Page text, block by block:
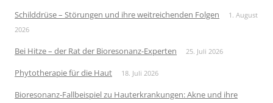
Schilddrüse – Störungen und ihre weitreichenden Folgen
1. August
2026
Bei Hitze – der Rat der Bioresonanz-Experten 25. Juli 2026
Phytotherapie für die Haut 18. Juli 2026
Bioresonanz-Fallbeispiel zu Hauterkrankungen: Akne und ihre